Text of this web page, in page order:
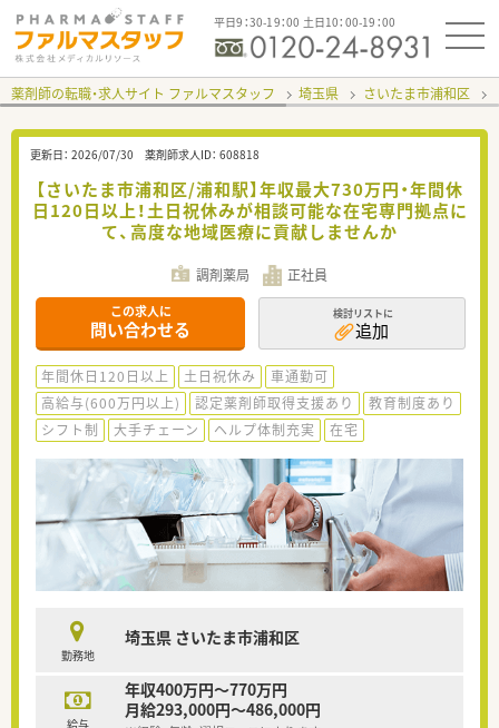
平日9：30-19：00 土日10：00-19：00
薬剤師の転職・求人サイト ファルマスタッフ 埼玉県 さいたま市浦和区
更新日： 2026/07/30 薬剤師求人ID： 608818
【さいたま市浦和区/浦和駅】年収最大730万円・年間休
日120日以上！土日祝休みが相談可能な在宅専門拠点に
て、高度な地域医療に貢献しませんか
調剤薬局 正社員
この求人に
問い合わせる
検討リストに
追加
年間休日120日以上 土日祝休み
車通勤可
高給与(600万円以上)
認定薬剤師取得支援あり
教育制度あり
シフト制
大手チェーン ヘルプ体制充実 在宅
勤務地
埼玉県 さいたま市浦和区
給与
年収400万円～770万円
月給293,000円～486,000円